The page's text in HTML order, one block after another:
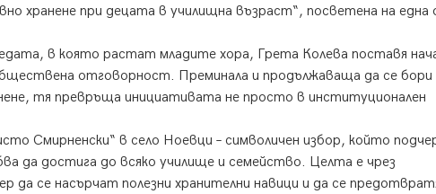
хранене при децата в училищна възраст“, посветена на една
в която растат младите хора, Грета Колева поставя
отговорност. Преминала и продължаваща да се бори
тя превръща инициативата не просто в институционален
Смирненски“ в село Ноевци – символичен избор, който
да достига до всяко училище и семейство. Целта е чрез
да се насърчат полезни хранителни навици и да се